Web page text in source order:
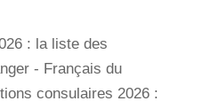
: la liste des
- Français du
consulaires 2026 :